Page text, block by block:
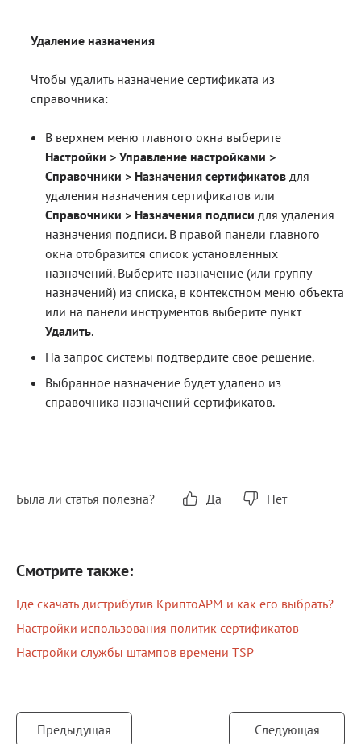
Удаление назначения
Чтобы удалить назначение сертификата из
справочника:
В верхнем меню главного окна выберите
Настройки > Управление настройками >
Справочники > Назначения сертификатов для
удаления назначения сертификатов или
Справочники > Назначения подписи для удаления
назначения подписи. В правой панели главного
окна отобразится список установленных
назначений. Выберите назначение (или группу
назначений) из списка, в контекстном меню объекта
или на панели инструментов выберите пункт
Удалить.
На запрос системы подтвердите свое решение.
Выбранное назначение будет удалено из
справочника назначений сертификатов.
Была ли статья полезна? Да Нет
Смотрите также:
Где скачать дистрибутив КриптоАРМ и как его выбрать?
Настройки использования политик сертификатов
Настройки службы штампов времени TSP
Предыдущая Следующая